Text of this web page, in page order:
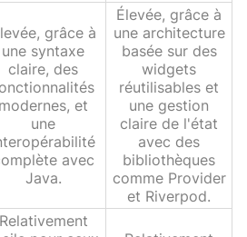
grâce à
une syntaxe
claire, des
modernes, et
une
avec
Java.
Élevée, grâce à
une architecture
basée sur des
widgets
réutilisables et
une gestion
claire de l'état
avec des
bibliothèques
comme Provider
et Riverpod.
Relativement